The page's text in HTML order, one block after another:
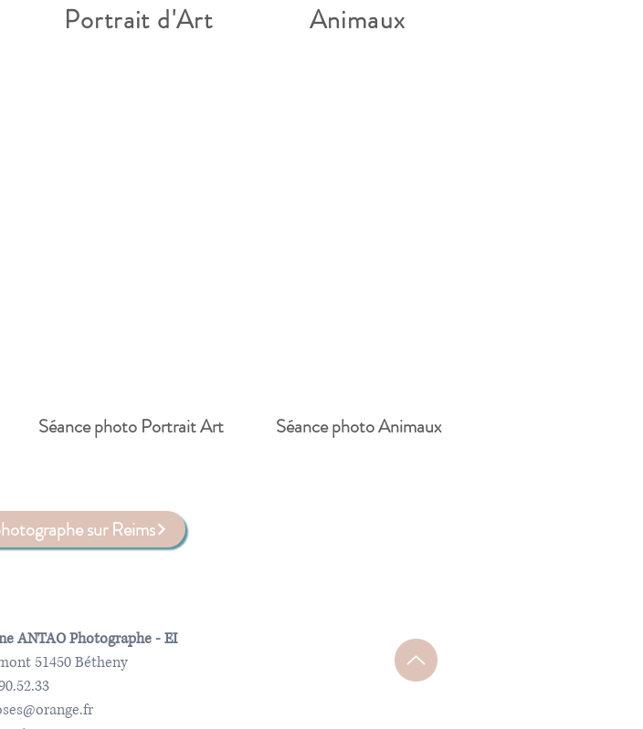
Portrait d'Art Animaux
Séance photo Portrait Art Séance photo Animaux
sur Reims
ANTAO Photographe - EI
51450 Bétheny